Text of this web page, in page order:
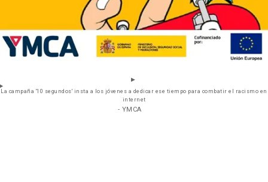
La campaña '10 segundos' insta a los jóvenes a dedicar ese tiempo para combatir el racismo en
internet
- YMCA